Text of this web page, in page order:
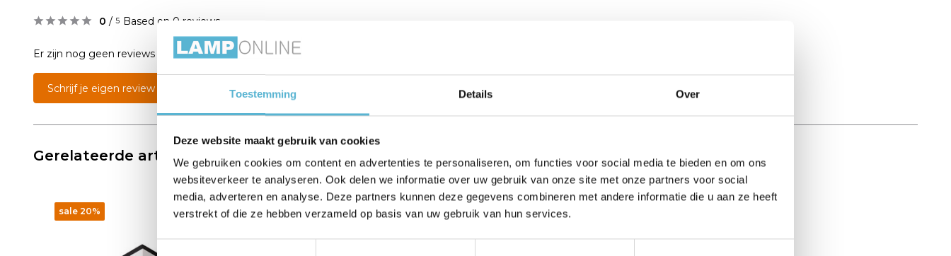
Toestemming Details Over
Deze website maakt gebruik van cookies
We gebruiken cookies om content en advertenties te personaliseren, om functies voor social media te bieden en om ons
websiteverkeer te analyseren. Ook delen we informatie over uw gebruik van onze site met onze partners voor social
media, adverteren en analyse. Deze partners kunnen deze gegevens combineren met andere informatie die u aan ze heeft
verstrekt of die ze hebben verzameld op basis van uw gebruik van hun services.
0 / 5 Based on 0 reviews
Er zijn nog geen reviews geschreven over dit product..
Schrijf je eigen review
Gerelateerde artikelen:
sale 20%